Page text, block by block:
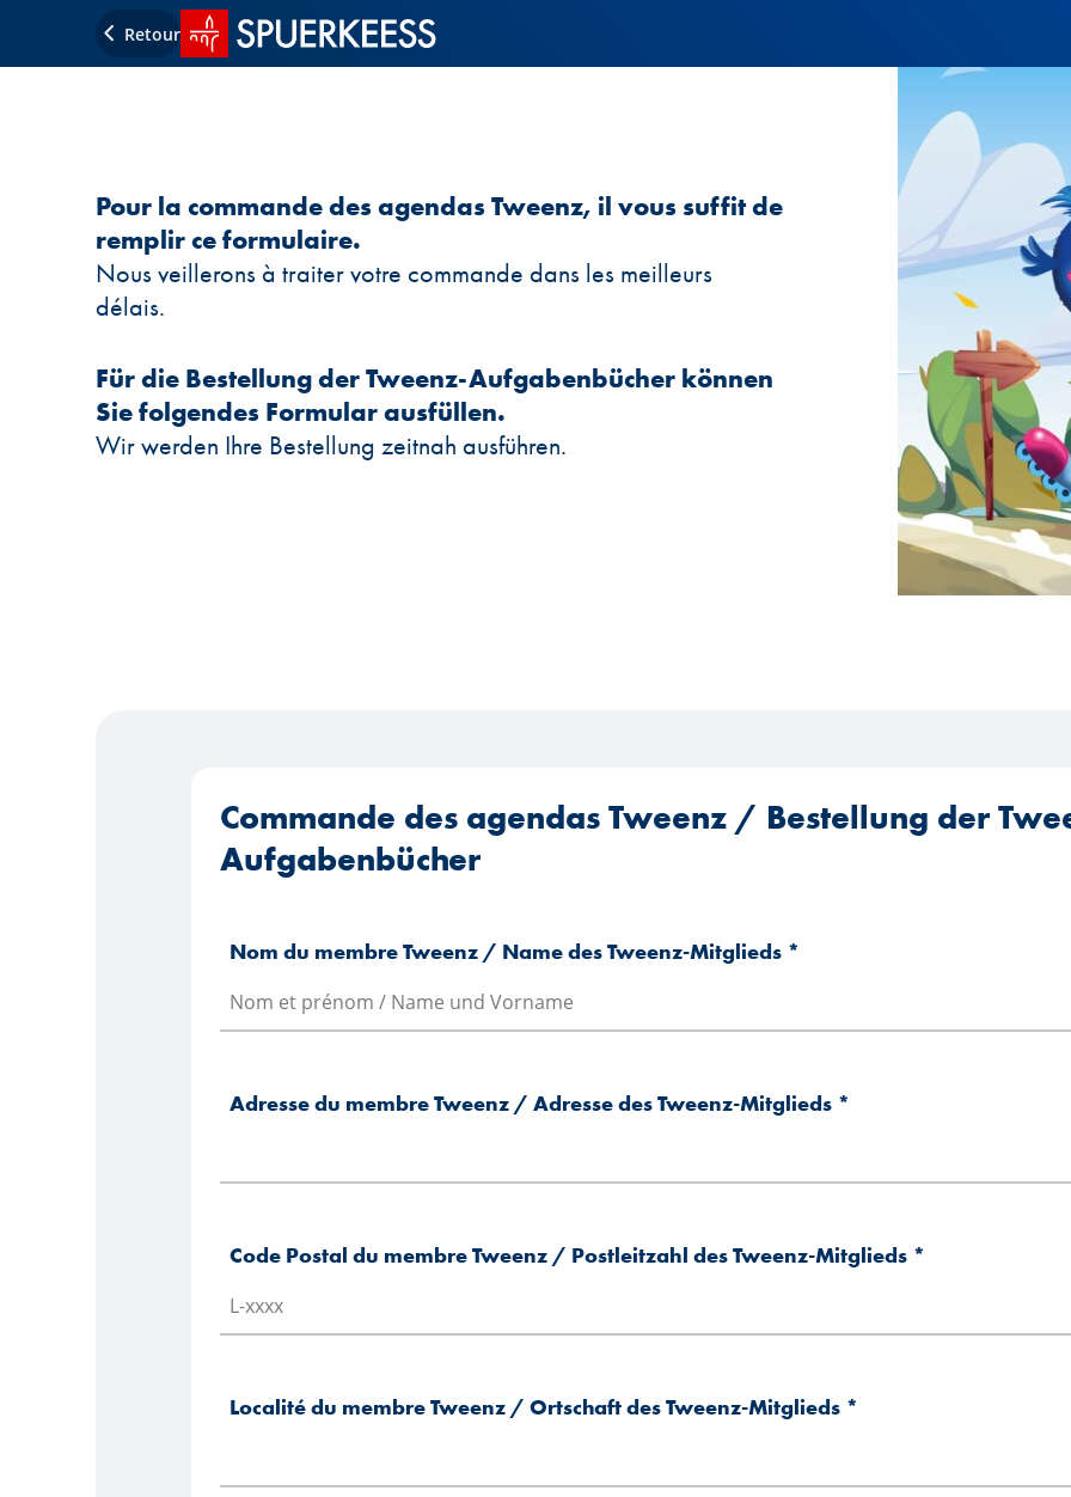
Retour Accueil SPUERKEESS
Pour la commande des agendas Tweenz, il vous suffit de
remplir ce formulaire.
Nous veillerons à traiter votre commande dans les meilleurs
délais.
Für die Bestellung der Tweenz-Aufgabenbücher können
Sie folgendes Formular ausfüllen.
Wir werden Ihre Bestellung zeitnah ausführen.
Commande des agendas Tweenz / Bestellung der
Aufgabenbücher
Nom du membre Tweenz / Name des Tweenz-Mitglieds *
Adresse du membre Tweenz / Adresse des Tweenz-Mitglieds *
Code Postal du membre Tweenz / Postleitzahl des Tweenz-Mitglieds *
Localité du membre Tweenz / Ortschaft des Tweenz-Mitglieds *